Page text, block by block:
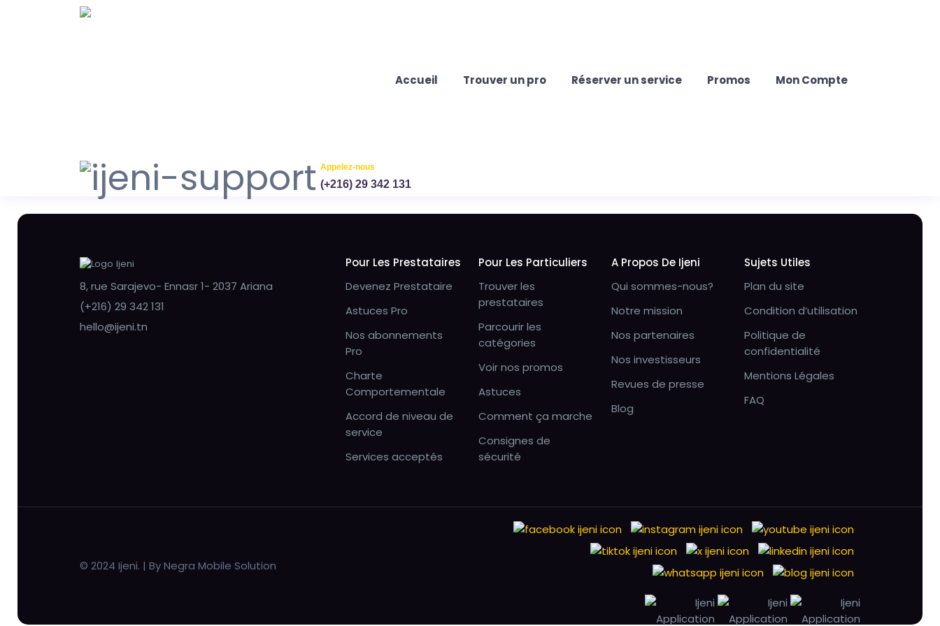
Accueil Trouver un pro Réserver un service Promos Mon Compte
Appelez-nous
(+216) 29 342 131
8, rue Sarajevo- Ennasr 1- 2037 Ariana
(+216) 29 342 131
hello@ijeni.tn
Pour Les Prestataires
Devenez Prestataire
Astuces Pro
Nos abonnements
Pro
Charte
Comportementale
Accord de niveau de
service
Services acceptés
Pour Les Particuliers
Trouver les
prestataires
Parcourir les
catégories
Voir nos promos
Astuces
Comment ça marche
Consignes de
sécurité
A Propos De Ijeni
Qui sommes-nous?
Notre mission
Nos partenaires
Nos investisseurs
Revues de presse
Blog
Sujets Utiles
Plan du site
Condition d’utilisation
Politique de
confidentialité
Mentions Légales
FAQ
© 2024 Ijeni. | By Negra Mobile Solution